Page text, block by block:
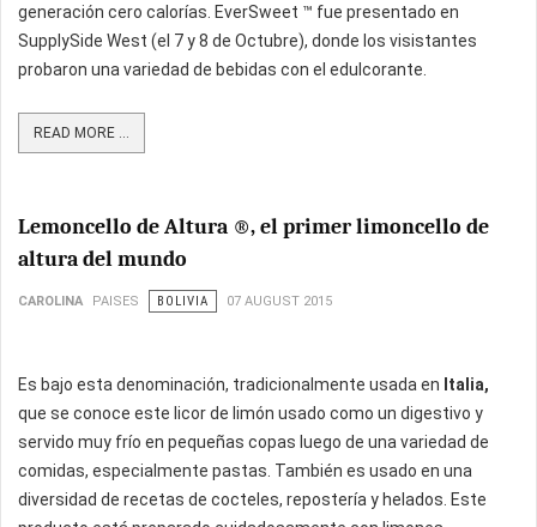
generación cero calorías. EverSweet ™ fue presentado en
SupplySide West (el 7 y 8 de Octubre), donde los visistantes
probaron una variedad de bebidas con el edulcorante.
READ MORE ...
Lemoncello de Altura ®, el primer limoncello de
altura del mundo
CAROLINA PAISES BOLIVIA 07 AUGUST 2015
Es bajo esta denominación, tradicionalmente usada en Italia,
que se conoce este licor de limón usado como un digestivo y
servido muy frío en pequeñas copas luego de una variedad de
comidas, especialmente pastas. También es usado en una
diversidad de recetas de cocteles, repostería y helados. Este